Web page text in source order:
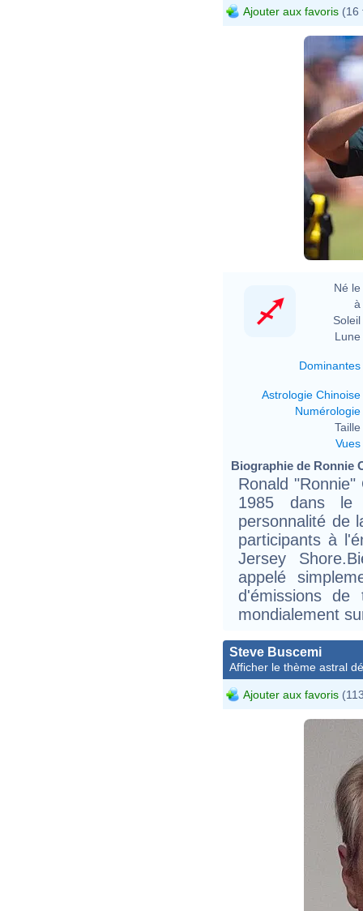
Ajouter aux favoris (16
Né le
à
Soleil
Lune
Dominantes
Astrologie Chinoise
Numérologie
Taille
Vues
Biographie de Ronnie
Ronald
1985 dans
personnalité de
participants à
Jersey
appelé
d'émissions de
mondialement
Steve Buscemi
Afficher le thème astral
Ajouter aux favoris